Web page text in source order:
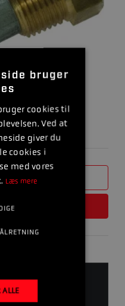
bruger
cookies til
Ved at
giver du
cookies i
med vores
Læs mere
ALLE